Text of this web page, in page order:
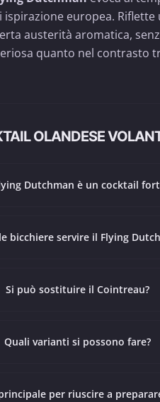
ispirazione europea.
austerità aromatica,
quanto nel contrasto
OLANDESE
Dutchman è un cocktail
bicchiere servire il Flying
Si può sostituire il Cointreau?
Quali varianti si possono fare?
per riuscire a